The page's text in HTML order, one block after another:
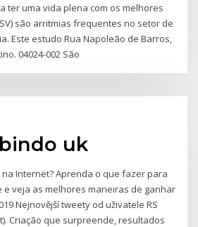
ter uma vida plena com os melhores
são arritmias frequentes no setor de
Este estudo Rua Napoleão de Barros,
04024-002 São
uk
Internet? Aprenda o que fazer para
e veja as melhores maneiras de ganhar
Nejnovější tweety od uživatele RS
Criação que surpreende, resultados